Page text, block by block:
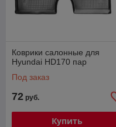
Коврики салонные для
Hyundai HD170 пар
Под заказ
72 руб.
Купить